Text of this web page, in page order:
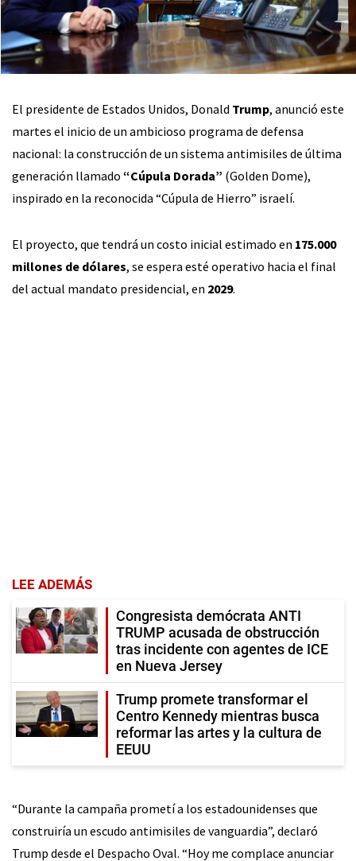
El presidente de Estados Unidos, Donald Trump, anunció este
martes el inicio de un ambicioso programa de defensa
nacional: la construcción de un sistema antimisiles de última
generación llamado “Cúpula Dorada” (Golden Dome),
inspirado en la reconocida “Cúpula de Hierro” israelí.
El proyecto, que tendrá un costo inicial estimado en 175.000
millones de dólares, se espera esté operativo hacia el final
del actual mandato presidencial, en 2029.
LEE ADEMÁS
Congresista demócrata ANTI
TRUMP acusada de obstrucción
tras incidente con agentes de ICE
en Nueva Jersey
Trump promete transformar el
Centro Kennedy mientras busca
reformar las artes y la cultura de
EEUU
“Durante la campaña prometí a los estadounidenses que
construiría un escudo antimisiles de vanguardia”, declaró
Trump desde el Despacho Oval. “Hoy me complace anunciar